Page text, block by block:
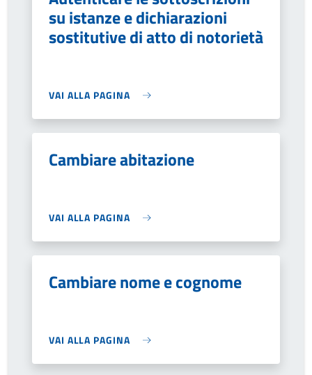
su istanze e dichiarazioni
sostitutive di atto di notorietà
VAI ALLA PAGINA
Cambiare abitazione
VAI ALLA PAGINA
Cambiare nome e cognome
VAI ALLA PAGINA